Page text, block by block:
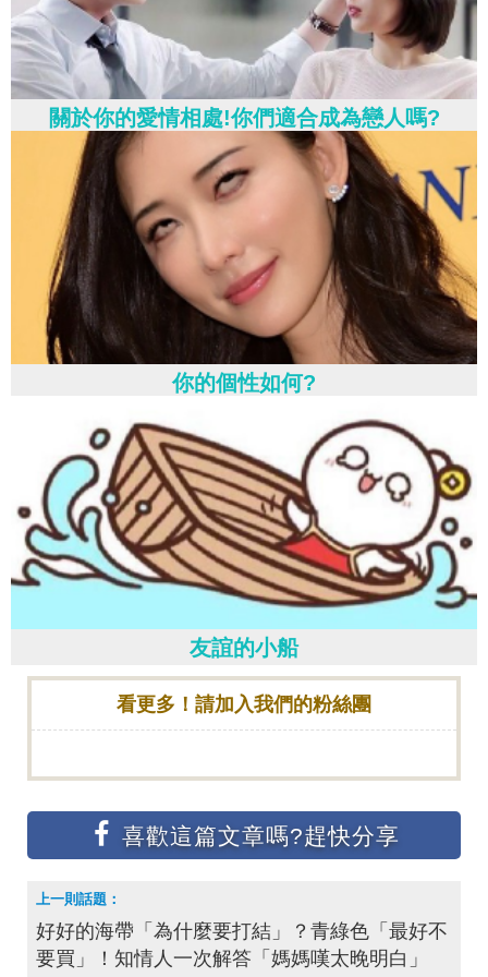
關於你的愛情相處!你們適合成為戀人嗎?
你的個性如何?
友誼的小船
看更多！請加入我們的粉絲團
好好的海帶「為什麼要打結」？青綠色「最好不
要買」！知情人一次解答「媽媽嘆太晚明白」